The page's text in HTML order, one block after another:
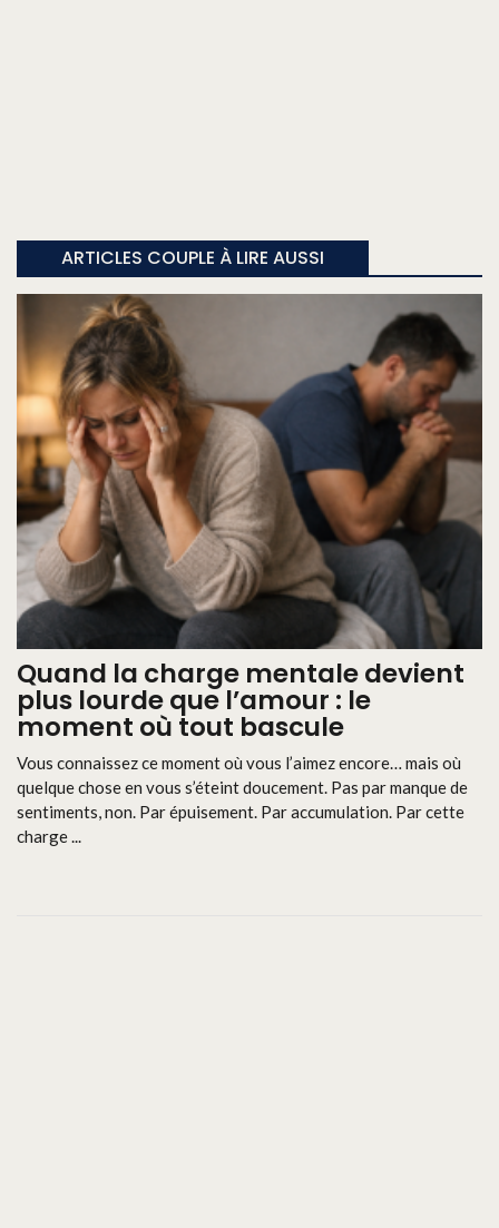
ARTICLES COUPLE À LIRE AUSSI
Quand la charge mentale devient
plus lourde que l’amour : le
moment où tout bascule
Vous connaissez ce moment où vous l’aimez encore… mais où
quelque chose en vous s’éteint doucement. Pas par manque de
sentiments, non. Par épuisement. Par accumulation. Par cette
charge ...